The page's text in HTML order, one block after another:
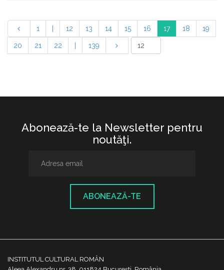
1 12 13 14 15 16 17 18 19
20 21 22 139
Abonează-te la Newsletter pentru
noutăţi.
ABONEAZĂ-TE
INSTITUTUL CULTURAL ROMÂN